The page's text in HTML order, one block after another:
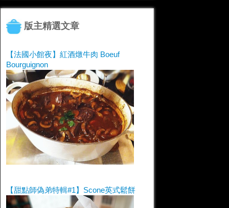
版主精選文章
【法國小館夜】紅酒燉牛肉 Boeuf
Bourguignon
【甜點師偽弟特輯#1】Scone英式鬆餅